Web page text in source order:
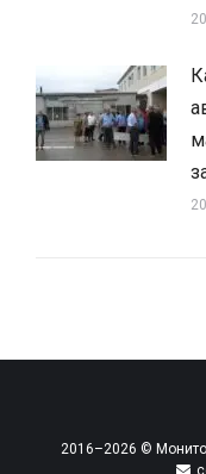
2016–2026 ©